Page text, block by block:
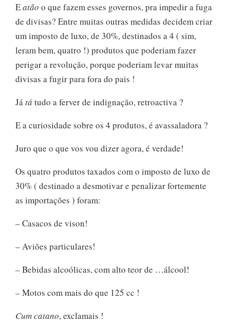
Eatão o que fazem esses governos, pra impedir a fuga
de divisas? Entre muitas outras medidas decidem criar
um imposto de luxo, de 30%, destinados a 4 ( sim,
leram bem, quatro !) produtos que poderiam fazer
perigar a revolução, porque poderiam levar muitas
divisas a fugir para fora do pais !
Já tá tudo a ferver de indignação, retroactiva ?
E a curiosidade sobre os 4 produtos, é avassaladora ?
Juro que o que vos vou dizer agora, é verdade!
Os quatro produtos taxados com o imposto de luxo de
30% ( destinado a desmotivar e penalizar fortemente
as importações ) foram:
– Casacos de vison!
– Aviões particulares!
– Bebidas alcoólicas, com alto teor de …álcool!
– Motos com mais do que 125 cc !
Cumcatano, exclamais !